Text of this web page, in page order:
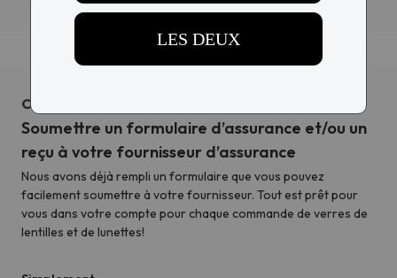
Option 2
Soumettre un formulaire d’assurance et/ou un
reçu à votre fournisseur d’assurance
Nous avons déjà rempli un formulaire que vous pouvez
facilement soumettre à votre fournisseur. Tout est prêt pour
vous dans votre compte pour chaque commande de verres de
lentilles et de lunettes!